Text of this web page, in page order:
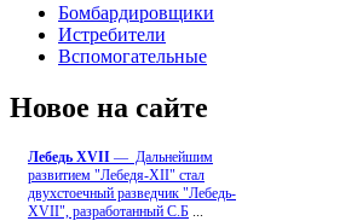
Бомбардировщики
Истребители
Вспомогательные
Новое на сайте
Лебедь ХVII — Дальнейшим
развитием "Лебедя-ХII" стал
двухстоечный разведчик "Лебедь-
XVII", разработанный С.Б